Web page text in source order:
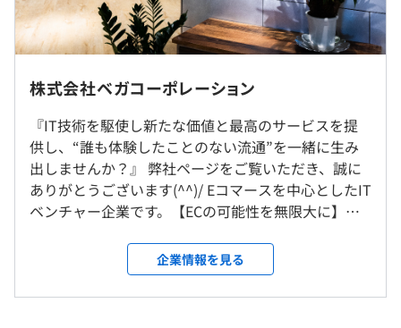
■OSSプロジェクトへの参加
■スクラム開発実施
開発マシンはMac/Windows、デスクトップ/ノートの2軸
でそれぞれ選択可能です。ディスプレイは3枚まで支給可
能です。
有料版のエディタも必要に応じて利用できます。
現在エンジニアは60名弱。平均年齢は30代です。
オンラインの開催です。
受動喫煙防止措置に関する事項
敷地内禁煙（喫煙場所あり）
・地下鉄「櫛田神社前駅」より徒歩1分
・西鉄バス「キャナルシティ博多前バス停」より徒歩1分
場合は別途支給致します
※住宅手当は下限10,000円を全員に一律支給し、条件に
より上限25,000円まで支給致します
住宅補助手当（実家暮らしの方）….10,000円
住宅手当（一人暮らしの方）….10,000円～上限25,000
円（家賃の半額）
※通勤手当は県内に限り全額支給いたします
※新人1年目の半年間は、社内交流のためランチ手当が毎
月付与されます。
※等級により変動がございます（スキルやインターンでの
■2026年卒 給与実績例
月給292,888 円以上
（基本給248,400 円＋固定残業代 19,488 円 住宅手当
3年度前 男性5人 女性6人
研修の有無及び内容
新人研修、新人フォロー研修、メンター・インストラクタ
ー研修、マネジメント研修、経営層研修、eラーニング、
手上げ研修
自己啓発支援の有無及びその内容
業務に資するとして会社が認めた資格取得者への手当支
メンター制度の有無
キャリアコンサルティング制度の有無及びその内容
株式会社ベガコーポレーション
『IT技術を駆使し新たな価値と最高のサービスを提
供し、“誰も体験したことのない流通”を一緒に生み
出しませんか？』 弊社ページをご覧いただき、誠に
ありがとうございます(^^)/ Eコマースを中心としたIT
ベンチャー企業です。【ECの可能性を無限大に】を
◆LOWYA-国内向け家具Eコマース事業- インターネッ
ト上に家具・インテリアショップを複数サイト展開
しています。 自社で企画した家具・インテリア等を
企業情報を見る